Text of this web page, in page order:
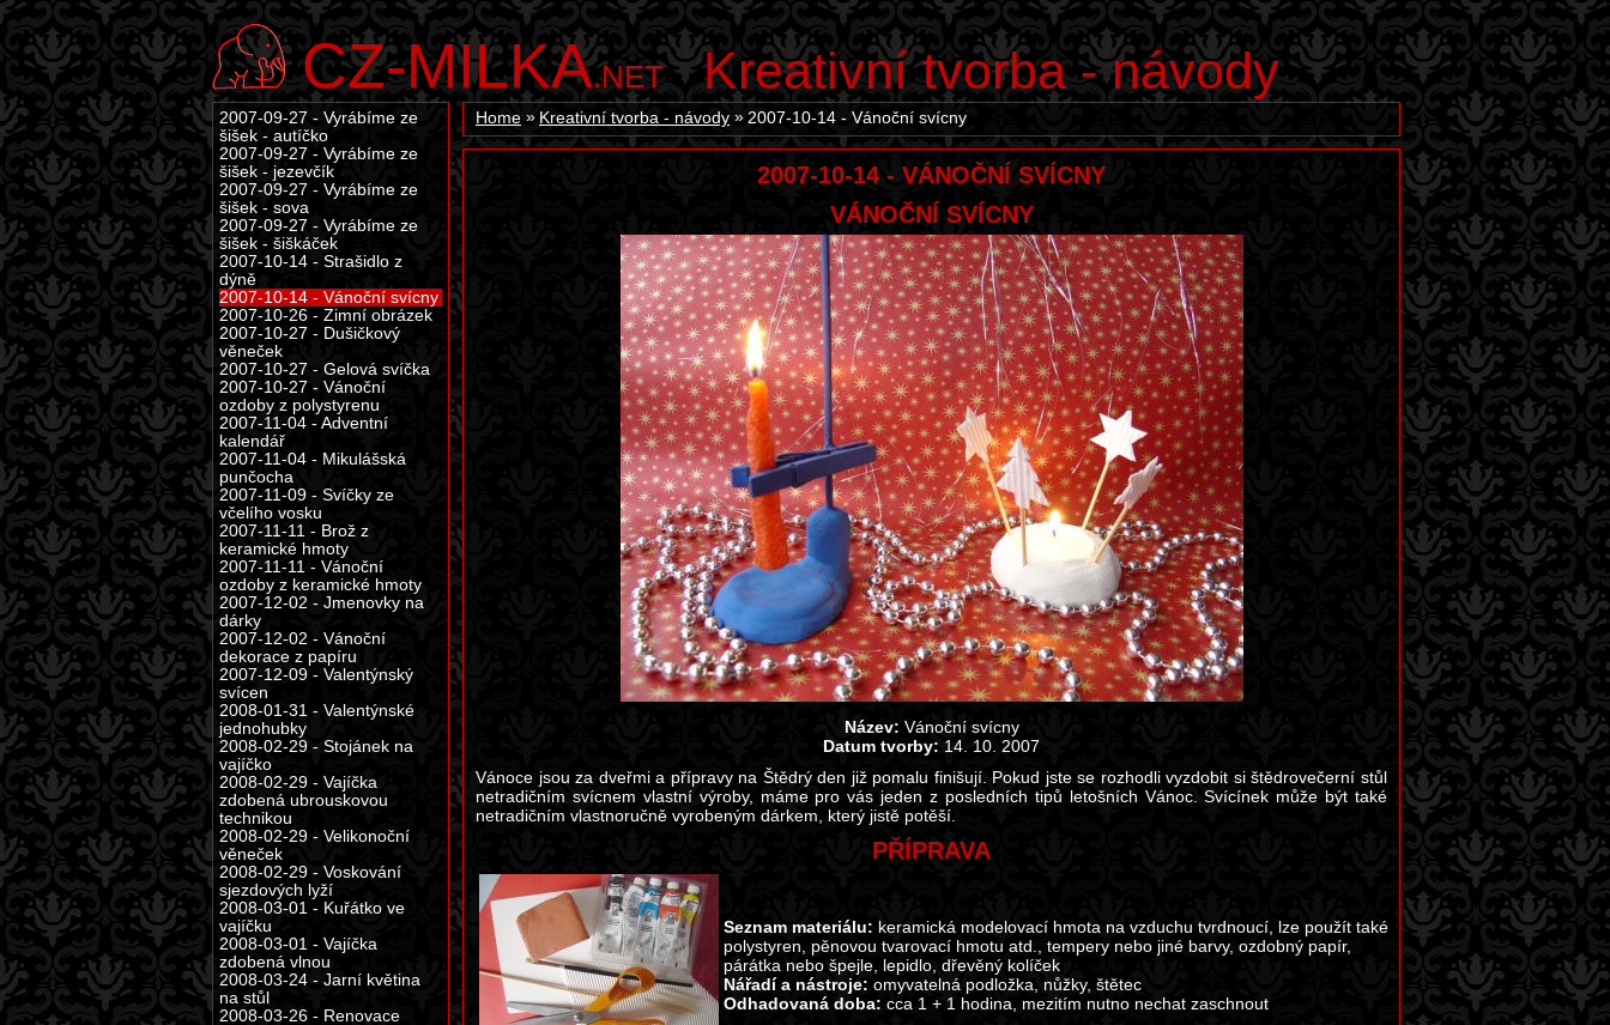
CZ-MILKA.NET Kreativní tvorba - návody
Home Kreativní tvorba - návody 2007-10-14 - Vánoční svícny
2007-10-14 - VÁNOČNÍ SVÍCNY
VÁNOČNÍ SVÍCNY
Název: Vánoční svícny
Datum tvorby: 14. 10. 2007
Vánoce jsou za dveřmi a přípravy na Štědrý den již pomalu finišují. Pokud jste se rozhodli vyzdobit si štědrovečerní stůl
netradičním svícnem vlastní výroby, máme pro vás jeden z posledních tipů letošních Vánoc. Svícínek může být také
netradičním vlastnoručně vyrobeným dárkem, který jistě potěší.
PŘÍPRAVA
Seznam materiálu: keramická modelovací hmota na vzduchu tvrdnoucí, lze použít také
polystyren, pěnovou tvarovací hmotu atd., tempery nebo jiné barvy, ozdobný papír,
párátka nebo špejle, lepidlo, dřevěný kolíček
Nářadí a nástroje: omyvatelná podložka, nůžky, štětec
Odhadovaná doba: cca 1 + 1 hodina, mezitím nutno nechat zaschnout
2007-09-27 - Vyrábíme ze
šišek - autíčko
2007-09-27 - Vyrábíme ze
šišek - jezevčík
2007-09-27 - Vyrábíme ze
šišek - sova
2007-09-27 - Vyrábíme ze
šišek - šiškáček
2007-10-14 - Strašidlo z
dýně
2007-10-14 - Vánoční svícny
2007-10-26 - Zimní obrázek
2007-10-27 - Dušičkový
věneček
2007-10-27 - Gelová svíčka
2007-10-27 - Vánoční
ozdoby z polystyrenu
2007-11-04 - Adventní
kalendář
2007-11-04 - Mikulášská
punčocha
2007-11-09 - Svíčky ze
včelího vosku
2007-11-11 - Brož z
keramické hmoty
2007-11-11 - Vánoční
ozdoby z keramické hmoty
2007-12-02 - Jmenovky na
dárky
2007-12-02 - Vánoční
dekorace z papíru
2007-12-09 - Valentýnský
svícen
2008-01-31 - Valentýnské
jednohubky
2008-02-29 - Stojánek na
vajíčko
2008-02-29 - Vajíčka
zdobená ubrouskovou
technikou
2008-02-29 - Velikonoční
věneček
2008-02-29 - Voskování
sjezdových lyží
2008-03-01 - Kuřátko ve
vajíčku
2008-03-01 - Vajíčka
zdobená vlnou
2008-03-24 - Jarní květina
na stůl
2008-03-26 - Renovace